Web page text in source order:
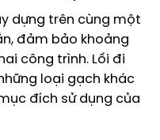
dựng trên cùng một
đảm bảo khoảng
công trình. Lối đi
loại gạch khác
đích sử dụng của